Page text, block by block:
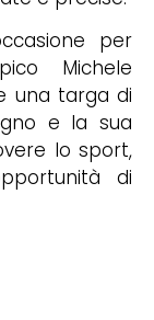
per
Michele
una targa di
e la sua
lo sport,
di